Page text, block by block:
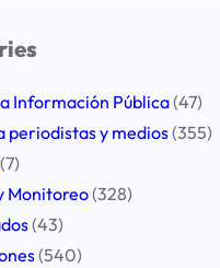
Información Pública(47)
periodistas y medios(355)
(7)
Monitoreo(328)
(43)
(540)